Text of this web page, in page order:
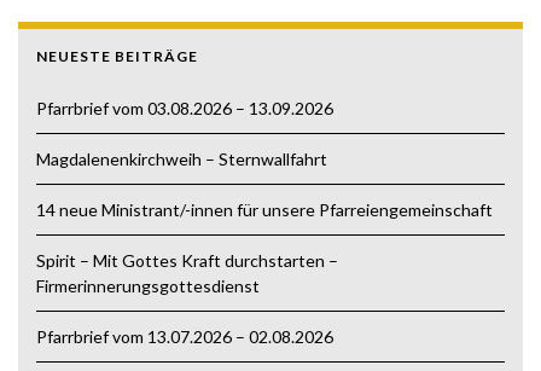
NEUESTE BEITRÄGE
Pfarrbrief vom 03.08.2026 – 13.09.2026
Magdalenenkirchweih – Sternwallfahrt
14 neue Ministrant/-innen für unsere Pfarreiengemeinschaft
Spirit – Mit Gottes Kraft durchstarten –
Firmerinnerungsgottesdienst
Pfarrbrief vom 13.07.2026 – 02.08.2026